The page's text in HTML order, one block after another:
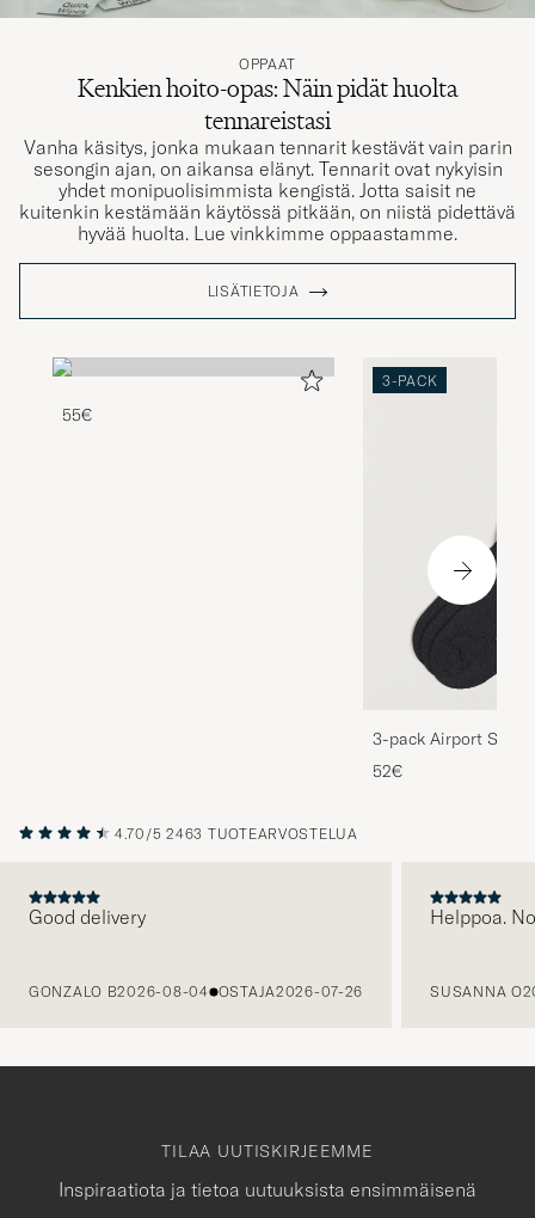
OPPAAT
Kenkien hoito-opas: Näin pidät huolta
tennareistasi
Vanha käsitys, jonka mukaan tennarit kestävät vain parin
sesongin ajan, on aikansa elänyt. Tennarit ovat nykyisin
yhdet monipuolisimmista kengistä. Jotta saisit ne
kuitenkin kestämään käytössä pitkään, on niistä pidettävä
hyvää huolta. Lue vinkkimme oppaastamme.
LISÄTIETOJA
55€
3-PACK
3-pack Airport
Melange
52€
4.70/5 2463 TUOTEARVOSTELUA
Good delivery
GONZALO B2026-08-04 OSTAJA2026-07-26
Helppoa.
SUSANNA O
TILAA UUTISKIRJEEMME
Inspiraatiota ja tietoa uutuuksista ensimmäisenä